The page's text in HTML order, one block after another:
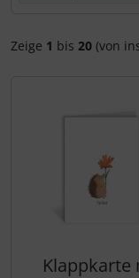
Zeige 1 bis20 (von
Klappkarte